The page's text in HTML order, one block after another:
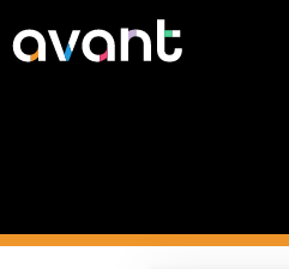
Skip to main content